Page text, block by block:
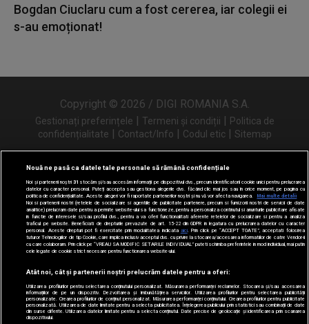
Bogdan Ciuclaru cum a fost cererea, iar colegii ei
s-au emoționat!
Copyright © 2026 / DIGI ROMANIA S.A.
Gestionați preferințele | Termeni și condiții | Politica de
confidențialitate | Contact/Info | Codul etic | Sitemap
Urmărește-ne și pe
Nouă ne pasă ca datele tale personale să rămână confidențiale
Noi și partenerii noștri31 stocăm și/sau accesăm informații pe dispozitivul dvs., precum identificatorii cookie unici pentru prelucrarea
datelor cu caracter personal. Puteți accepta sau gestiona alegerile dvs. făcând clic mai jos sau în orice moment, pe pagina cu
politica de confidențialitate. Aceste alegeri vor fi raportate partenerilor noștri și nu vă vor afecta navigarea.
Mai multe detalii
Noi si partenerii nostri (retelele de socializare si agentiile de publicitate partenere, precum si furnizorii nostri de servicii de date
analitice) prelucram date pentru a permite website-ului sa functioneze, pentru a personaliza continutul si anunturile publicitare afisate
in functie de interesele si/sau profilul dvs., pentru a va oferi functionalitati aferente retelelor de socializare si pentru a analiza
traficul pe website. Beneficiati de drepturile prevazute de art. 15-22 din GDPR in legatura cu prelucrarea datelor cu caracter
personal. Aceste drepturi pot fi exercitate prin modalitatea indicata aici. Prin click pe “ACCEPT TOATE”, acceptati folosirea
tuturor Tehnologiilor de tip Cookie, care implica inclusiv acceptul dvs. cu privire la stocarea/accesarea informatiilor de catre Vendor-ii
cu care colaboram. Prin click pe “VREAU SA MODIFIC SETARILE INDIVIDUAL” puteti schimba preferintele in mod individual, mai putin
cele legate de cookie strict necesare pentru functionarea website-ului.
Atât noi, cât și partenerii noștri prelucrăm datele pentru a oferi:
Utilizarea profilurilor pentru selectarea conținutului personalizat. Măsurarea performanței reclamelor. Stocarea și/sau accesarea
informațiilor de pe un dispozitiv. Dezvoltarea și îmbunătățirea serviciilor. Utilizarea profilurilor pentru selectarea publicității
personalizate. Crearea profilurilor de conținut personalizat. Măsurarea performanței conținutului. Crearea profilurilor pentru publicitate
personalizată. Utilizarea de date limitate pentru a selecta publicitatea. Înțelegerea publicului prin statistici sau combinații de date
din surse diferite. Utilizarea datelor limitate pentru a selecta conținutul. Date precise de geolocație și identificarea prin scanarea
dispozitivului.